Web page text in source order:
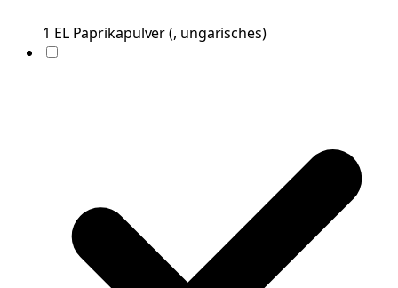
1 EL Paprikapulver(, ungarisches)